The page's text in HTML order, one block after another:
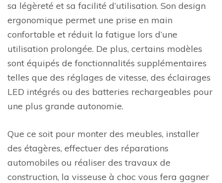
sa légèreté et sa facilité d’utilisation. Son design
ergonomique permet une prise en main
confortable et réduit la fatigue lors d’une
utilisation prolongée. De plus, certains modèles
sont équipés de fonctionnalités supplémentaires
telles que des réglages de vitesse, des éclairages
LED intégrés ou des batteries rechargeables pour
une plus grande autonomie.
Que ce soit pour monter des meubles, installer
des étagères, effectuer des réparations
automobiles ou réaliser des travaux de
construction, la visseuse à choc vous fera gagner